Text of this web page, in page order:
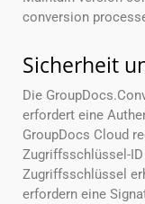
conversion
Sicherheit
Die
erfordert eine
GroupDocs Cloud
Zugriffsschlüssel-ID
Zugriffsschlüssel
erfordern eine